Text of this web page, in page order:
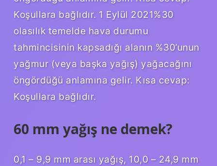
Koşullara bağlıdır. 1 Eylül 2021%30
olasılık temelde hava durumu
tahmincisinin kapsadığı alanın %30’unun
yağmur (veya başka yağış) yağacağını
öngördüğü anlamına gelir. Kısa cevap:
Koşullara bağlıdır.
60 mm yağış ne demek?
0,1 – 9,9 mm arası yağış, 10,0 – 24,9 mm